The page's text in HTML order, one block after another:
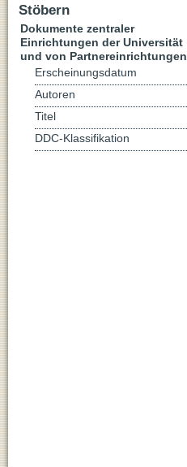
Stöbern
Dokumente zentraler
Einrichtungen der Universität
und von Partnereinrichtungen
Erscheinungsdatum
Autoren
Titel
DDC-Klassifikation